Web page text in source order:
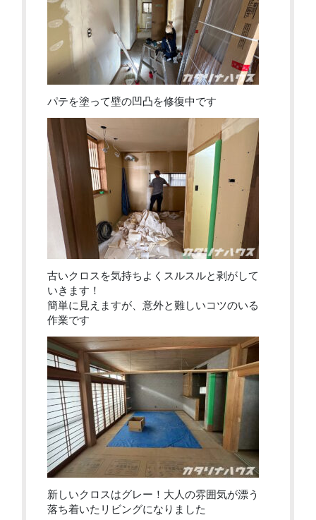
パテを塗って壁の凹凸を修復中です
古いクロスを気持ちよくスルスルと剥がして
いきます！
簡単に見えますが、意外と難しいコツのいる
作業です
新しいクロスはグレー！大人の雰囲気が漂う
落ち着いたリビングになりました